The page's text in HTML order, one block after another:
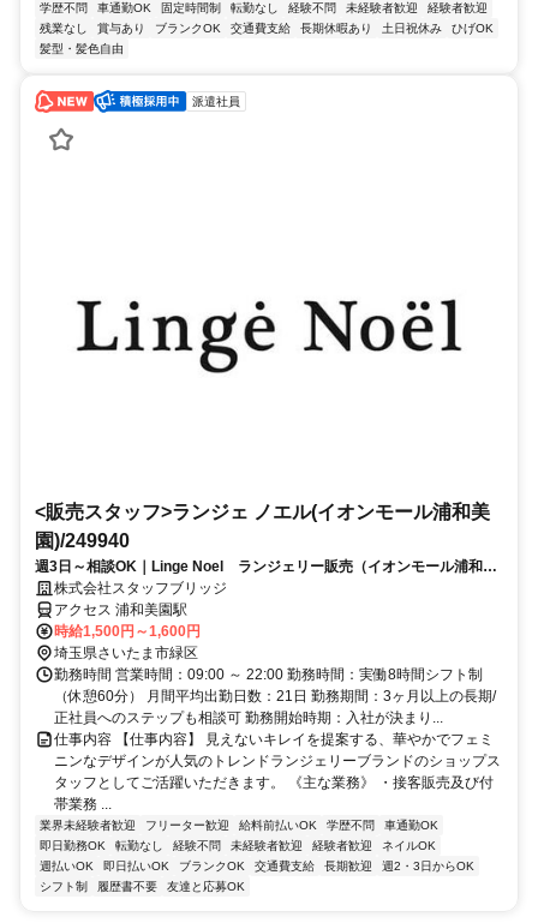
学歴不問
車通勤OK 固定時間制 転勤なし 経験不問 未経験者歓迎
経験者歓迎
残業なし
賞与あり ブランクOK 交通費支給 長期休暇あり 土日祝休み
ひげOK
髪型・髪色自由
派遣社員
<販売スタッフ>ランジェ ノエル(イオンモール浦和美
園)/249940
週3日～相談OK｜Linge Noel ランジェリー販売（イオンモール浦和美
園）未経験歓迎・ノルマ無
株式会社スタッフブリッジ
アクセス 浦和美園駅
時給1,500円～1,600円
埼玉県さいたま市緑区
勤務時間 営業時間：09:00 ～ 22:00 勤務時間：実働8時間シフト制
（休憩60分） 月間平均出勤日数：21日 勤務期間：3ヶ月以上の長期/
正社員へのステップも相談可 勤務開始時期：入社が決まり...
仕事内容 【仕事内容】 見えないキレイを提案する、華やかでフェミ
ニンなデザインが人気のトレンドランジェリーブランドのショップス
タッフとしてご活躍いただきます。 《主な業務》 ・接客販売及び付
帯業務 ...
業界未経験者歓迎 フリーター歓迎 給料前払いOK 学歴不問
車通勤OK
即日勤務OK
転勤なし 経験不問 未経験者歓迎 経験者歓迎
ネイルOK
週払いOK
即日払いOK ブランクOK 交通費支給 長期歓迎
週2・3日からOK
シフト制
履歴書不要 友達と応募OK